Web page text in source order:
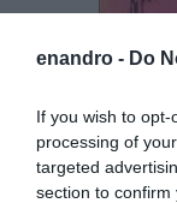
enandro - Do
If you wish to
processing of
targeted
section to
Καζαμίας του